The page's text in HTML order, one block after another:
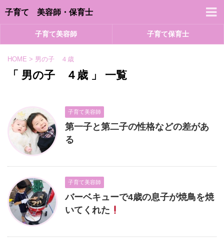
子育て 美容師・保育士
子育て美容師 子育て保育士
HOME > 男の子 ４歳
「 男の子 ４歳 」 一覧
子育て美容師
第一子と第二子の性格などの差があ
る
子育て美容師
バーベキューで4歳の息子が焼鳥を焼
いてくれた